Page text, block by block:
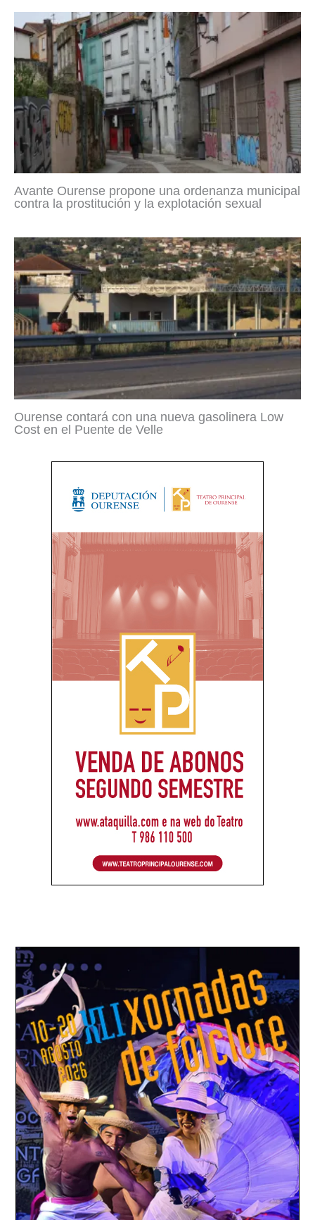
Avante Ourense propone una ordenanza municipal
contra la prostitución y la explotación sexual
Ourense contará con una nueva gasolinera Low
Cost en el Puente de Velle